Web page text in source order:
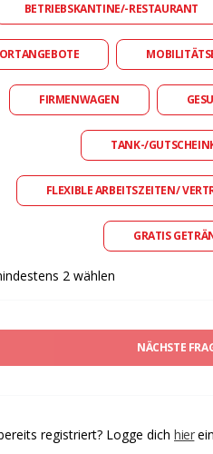
BETRIEBSKANTINE/-RESTAURANT
FIRMENWAGEN
TANK-/
FLEXIBLE ARBEITSZEITEN/
GRATIS
2 wählen
NÄCHSTE
registriert? Logge dich hier